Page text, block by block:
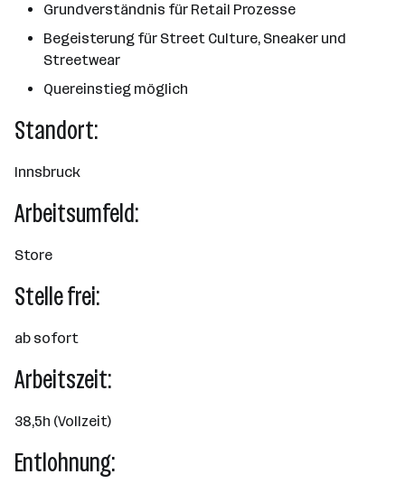
Grundverständnis für Retail Prozesse
Begeisterung für Street Culture, Sneaker und
Streetwear
Quereinstieg möglich
Standort:
Innsbruck
Arbeitsumfeld:
Store
Stelle frei:
ab sofort
Arbeitszeit:
38,5h (Vollzeit)
Entlohnung: